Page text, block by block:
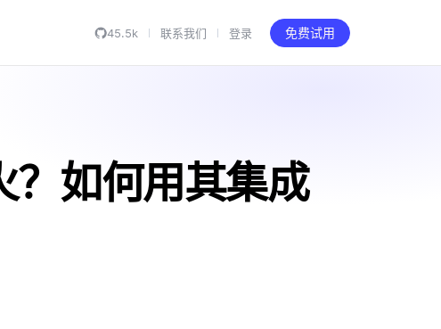
45.5k 联系我们 登录 免费试用
如何用其集成